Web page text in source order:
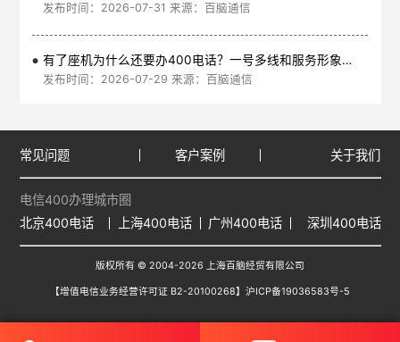
发布时间：2026-07-31 来源：百脑通信
有了座机为什么还要办400电话？一号多线和服务形象是核心
发布时间：2026-07-29 来源：百脑通信
常见问题 客户案例 关于我们
电信400办理城市圈
北京400电话
上海400电话 广州400电话 深圳400电话
版权所有 © 2004-2026 上海百脑经贸有限公司
【增值电信业务经营许可证 B2-20100268】 沪ICP备19036583号-5